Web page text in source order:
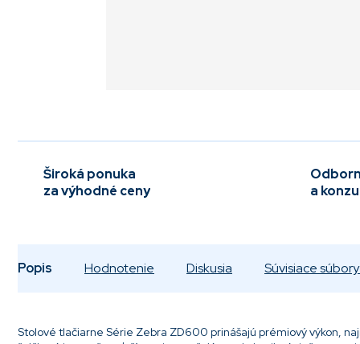
Široká ponuka
za výhodné ceny
a
Popis Súvisiace súbory
Hodnotenie Diskusia
Stolové tlačiarne Série Zebra ZD600 prinášajú prémiový výkon,